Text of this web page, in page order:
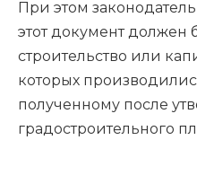
При этом
этот документ должен
строительство или
которых
полученному после
градостроительного